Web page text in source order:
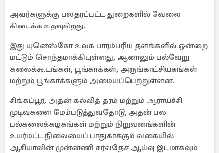
அவர்களுக்கு பலதரப்பட்ட துறைகளில் வேலை
கிடைக்க உதவுகிறது.
இது யுனெஸ்கோ உலக பாரம்பரிய தளங்களில் ஒன்றை
மட்டும் சொந்தமாக்கியுள்ளது, ஆனாலும் பல்வேறு
கலைக்கூடங்கள், பூங்காக்கள், அருங்காட்சியகங்கள்
மற்றும் பூங்காக்களும் அமையப்பெற்றுள்ளன.
சிங்கப்பூர், அதன் கல்வித் தரம் மற்றும் ஆராய்ச்சி
முடிவுகளை மேம்படுத்துவதோடு, அதன் பல
பல்கலைக்கழகங்கள் மற்றும் நிறுவனங்களின்
உயர்மட்ட நிலையைப் பாதுகாக்கும் வகையில்
ஆசியாவின் முன்னணி சர்வதேச ஆய்வு இடமாகவும்